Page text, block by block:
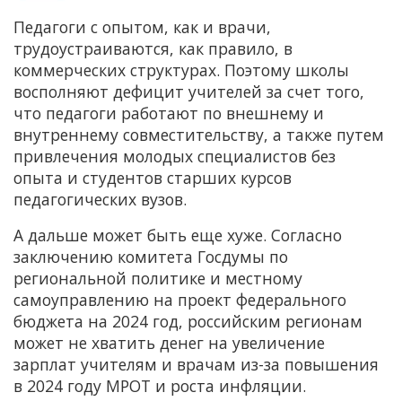
Педагоги с опытом, как и врачи,
трудоустраиваются, как правило, в
коммерческих структурах. Поэтому школы
восполняют дефицит учителей за счет того,
что педагоги работают по внешнему и
внутреннему совместительству, а также путем
привлечения молодых специалистов без
опыта и студентов старших курсов
педагогических вузов.
А дальше может быть еще хуже. Согласно
заключению комитета Госдумы по
региональной политике и местному
самоуправлению на проект федерального
бюджета на 2024 год, российским регионам
может не хватить денег на увеличение
зарплат учителям и врачам из-за повышения
в 2024 году МРОТ и роста инфляции.